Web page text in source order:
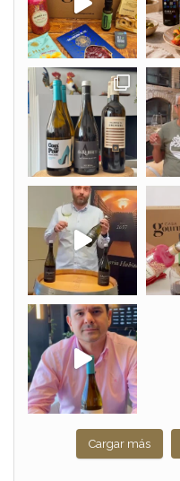
Cargar más